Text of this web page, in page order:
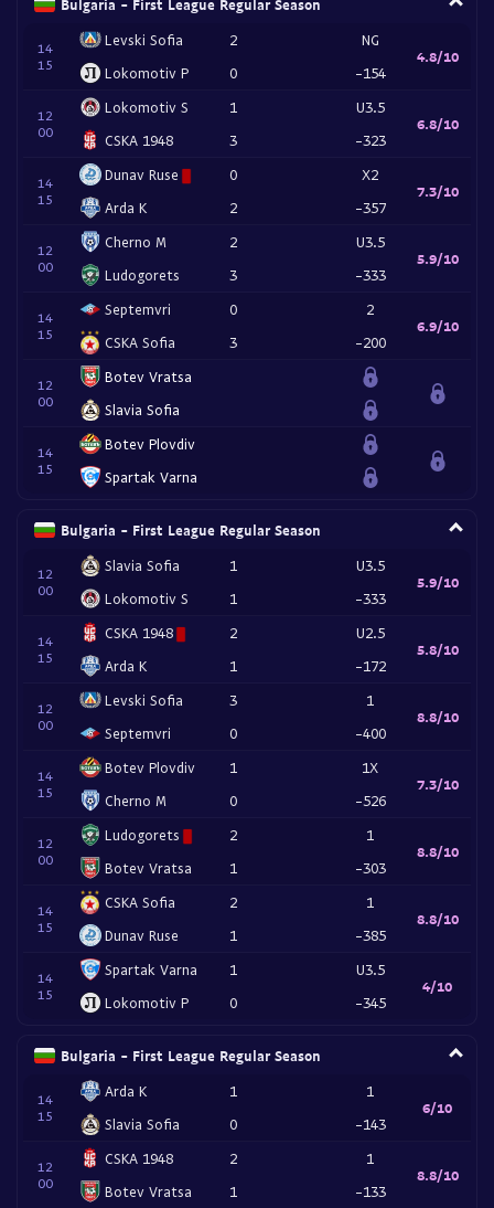
Bulgaria - First League Regular Season
14
15
Levski Sofia
Lokomotiv P
2
0
NG
-154
4.8/10
12
00
Lokomotiv S
CSKA 1948
1
3
U3.5
-323
6.8/10
14
15
Dunav Ruse
Arda K
0
2
X2
-357
7.3/10
12
00
Cherno M
Ludogorets
2
3
U3.5
-333
5.9/10
14
15
Septemvri
CSKA Sofia
0
3
2
-200
6.9/10
12
00
Botev Vratsa
Slavia Sofia
14
15
Botev Plovdiv
Spartak Varna
Bulgaria - First League Regular Season
12
00
Slavia Sofia
Lokomotiv S
1
1
U3.5
-333
5.9/10
14
15
CSKA 1948
Arda K
2
1
U2.5
-172
5.8/10
12
00
Levski Sofia
Septemvri
3
0
1
-400
8.8/10
14
15
Botev Plovdiv
Cherno M
1
0
1X
-526
7.3/10
12
00
Ludogorets
Botev Vratsa
2
1
1
-303
8.8/10
14
15
CSKA Sofia
Dunav Ruse
2
1
1
-385
8.8/10
14
15
Spartak Varna
Lokomotiv P
1
0
U3.5
-345
4/10
Bulgaria - First League Regular Season
14
15
Arda K
Slavia Sofia
1
0
1
-143
6/10
12
00
CSKA 1948
Botev Vratsa
2
1
1
-133
8.8/10